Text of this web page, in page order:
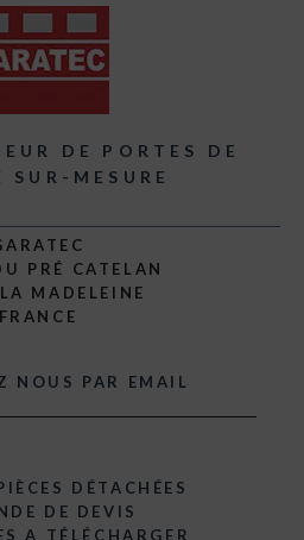
DE PORTES DE
SUR-MESURE
PRÉ CATELAN
MADELEINE
FRANCE
NOUS PAR EMAIL
DÉTACHÉES
DE DEVIS
A TÉLÉCHARGER